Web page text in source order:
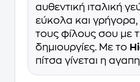
αυθεντική ιταλική
εύκολα και γρήγορα,
τους φίλους σου με
δημιουργίες. Με το
πίτσα γίνεται η